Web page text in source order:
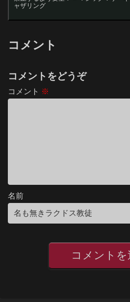
ャザリング
コメント
コメントをどうぞ
コメント ※
名前